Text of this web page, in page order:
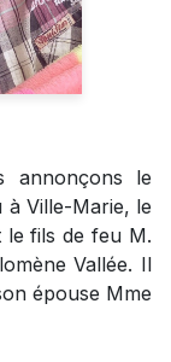
annonçons le
à Ville-Marie, le
le fils de feu M.
Vallée. Il
épouse Mme